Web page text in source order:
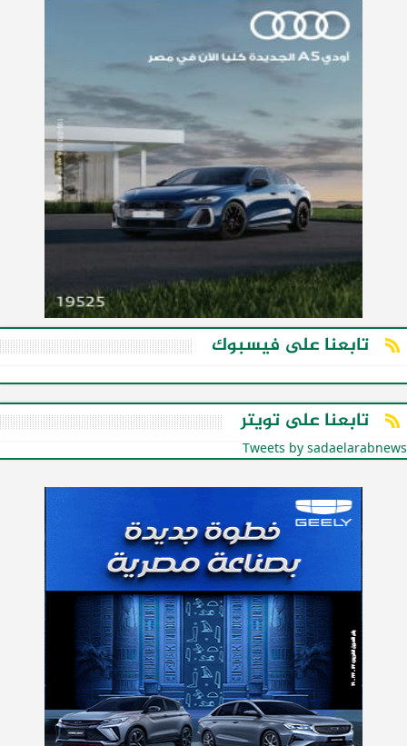
تابعنا على فيسبوك
تابعنا على تويتر
Tweets by sadaelarabnews